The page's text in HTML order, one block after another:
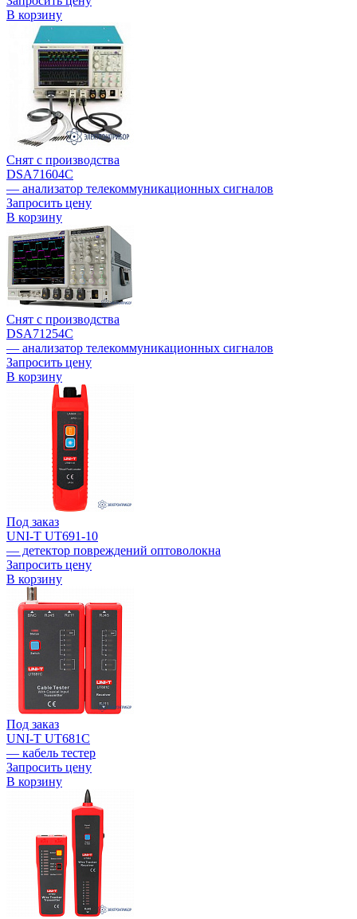
В корзину
Снят с производства
DSA71604C
— анализатор телекоммуникационных сигналов
Запросить цену
В корзину
Снят с производства
DSA71254C
— анализатор телекоммуникационных сигналов
Запросить цену
В корзину
Под заказ
UNI-T UT691-10
— детектор повреждений оптоволокна
Запросить цену
В корзину
Под заказ
UNI-T UT681C
— кабель тестер
Запросить цену
В корзину